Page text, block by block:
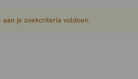
aan je zoekcriteria voldoen.